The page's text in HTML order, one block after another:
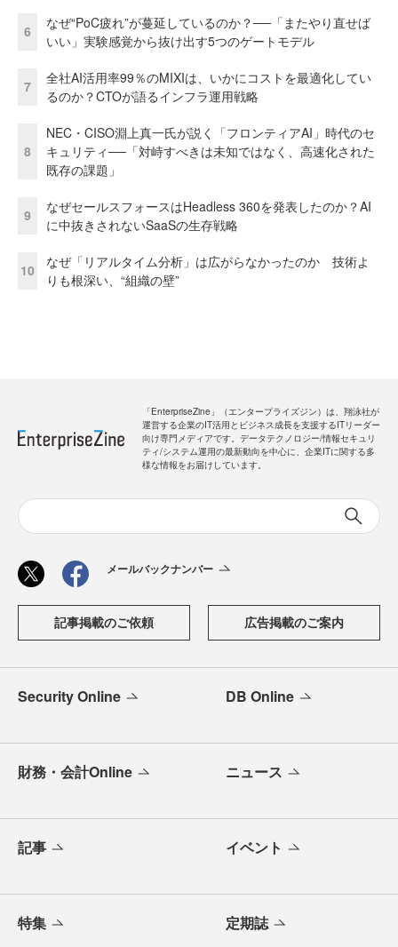
6
なぜ“PoC疲れ”が蔓延しているのか？──「またやり直せば
いい」実験感覚から抜け出す5つのゲートモデル
7
全社AI活用率99％のMIXIは、いかにコストを最適化してい
るのか？CTOが語るインフラ運用戦略
8
NEC・CISO淵上真一氏が説く「フロンティアAI」時代のセ
キュリティ──「対峙すべきは未知ではなく、高速化された
既存の課題」
9
なぜセールスフォースはHeadless 360を発表したのか？AI
に中抜きされないSaaSの生存戦略
10
なぜ「リアルタイム分析」は広がらなかったのか 技術よ
りも根深い、“組織の壁”
「EnterpriseZine」（エンタープライズジン）は、翔泳社が
運営する企業のIT活用とビジネス成長を支援するITリーダー
向け専門メディアです。データテクノロジー/情報セキュリ
ティ/システム運用の最新動向を中心に、企業ITに関する多
様な情報をお届けしています。
メールバックナンバー
記事掲載のご依頼 広告掲載のご案内
Security Online DB Online
財務・会計Online ニュース
記事 イベント
特集 定期誌